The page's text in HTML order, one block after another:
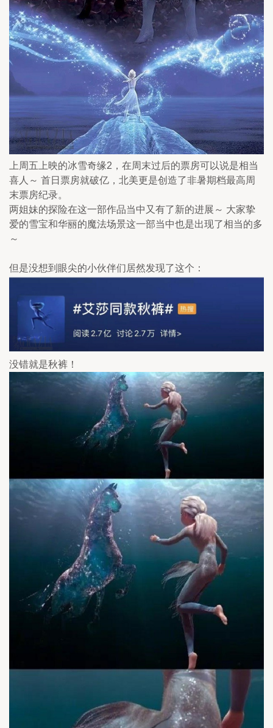
上周五上映的冰雪奇缘2，在周末过后的票房可以说是相当
喜人～ 首日票房就破亿，北美更是创造了非暑期档最高周
末票房纪录。
两姐妹的探险在这一部作品当中又有了新的进展～ 大家挚
爱的雪宝和华丽的魔法场景这一部当中也是出现了相当的多
～
但是没想到眼尖的小伙伴们居然发现了这个：
没错就是秋裤！